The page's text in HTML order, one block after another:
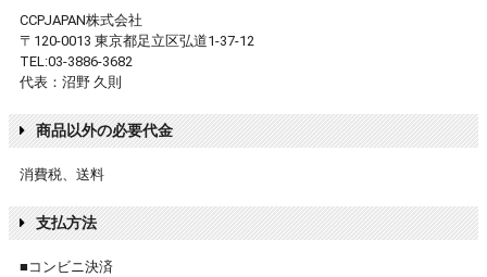
CCPJAPAN株式会社
〒120-0013 東京都足立区弘道1-37-12
TEL:03-3886-3682
代表：沼野 久則
商品以外の必要代金
消費税、送料
支払方法
■コンビニ決済